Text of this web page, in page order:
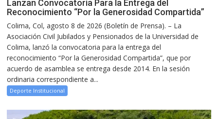
Lanzan Convocatoria Para la Entrega del
Reconocimiento “Por la Generosidad Compartida”
Colima, Col, agosto 8 de 2026 (Boletín de Prensa). – La
Asociación Civil Jubilados y Pensionados de la Universidad de
Colima, lanzó la convocatoria para la entrega del
reconocimiento “Por la Generosidad Compartida”, que por
acuerdo de asamblea se entrega desde 2014. En la sesión
ordinaria correspondiente a...
Deporte Institucional